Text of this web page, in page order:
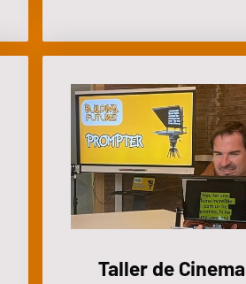
Taller de Cinema